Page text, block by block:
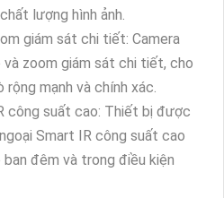
lượng hình ảnh.
giám sát chi tiết: Camera
zoom giám sát chi tiết, cho
mạnh và chính xác.
công suất cao: Thiết bị được
Smart IR công suất cao
đêm và trong điều kiện